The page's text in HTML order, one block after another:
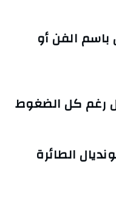
باسم الفن أو
رغم كل الضغوط
الطائرة